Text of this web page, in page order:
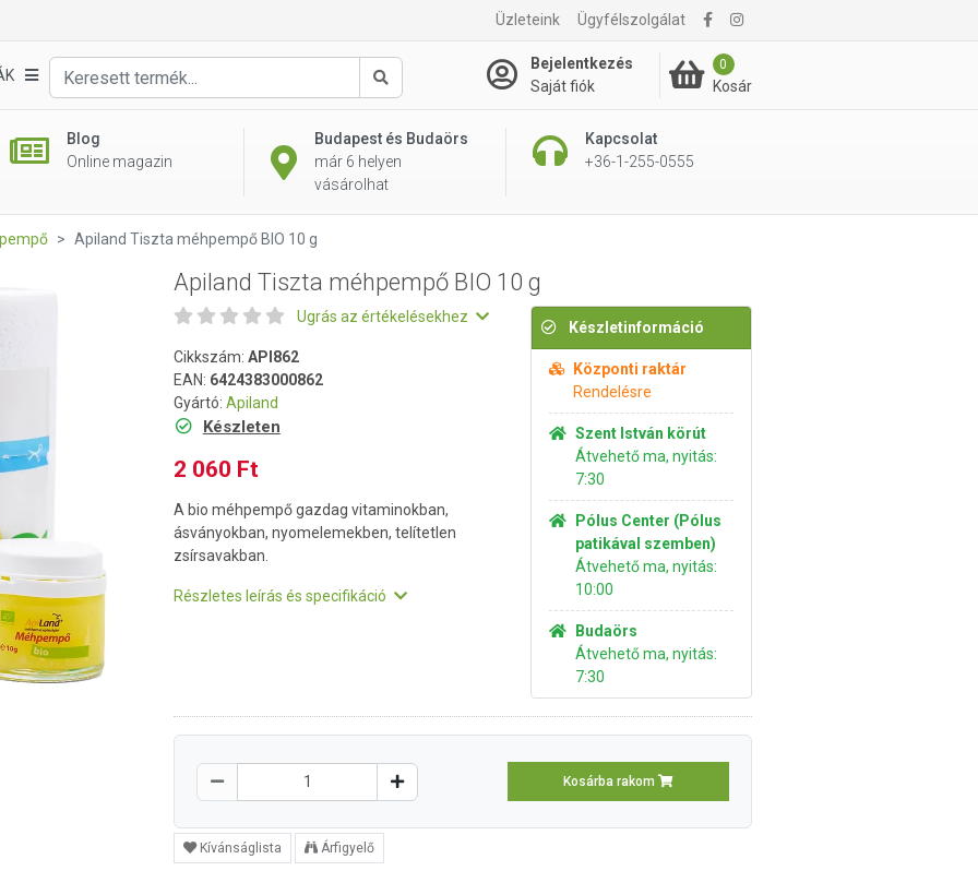
Üzleteink Ügyfélszolgálat
Keresés
Bejelentkezés
Saját fiók
0
Kosár
Blog
Online magazin
Budapest és Budaörs
már 6 helyen
vásárolhat
Kapcsolat
+36-1-255-0555
2 060 Ft Kosárba rakom
Apiland Tiszta méhpempő BIO 10 g
Apiland Tiszta méhpempő BIO 10 g
Ugrás az értékelésekhez
Cikkszám: API862
EAN: 6424383000862
Gyártó: Apiland
Készleten
2 060 Ft
A bio méhpempő gazdag vitaminokban,
ásványokban, nyomelemekben, telítetlen
zsírsavakban.
Részletes leírás és specifikáció
Készletinformáció
Központi raktár
Rendelésre
Szent István körút
Átvehető ma, nyitás:
7:30
Pólus Center (Pólus
patikával szemben)
Átvehető ma, nyitás:
10:00
Budaörs
Átvehető ma, nyitás:
7:30
Kosárba rakom
Kívánságlista Árfigyelő